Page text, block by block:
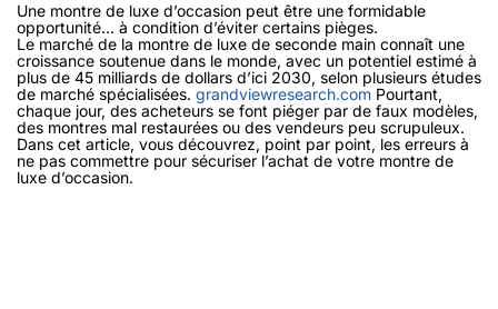
Une montre de luxe d’occasion peut être une formidable
opportunité… à condition d’éviter certains pièges.
Le marché de la montre de luxe de seconde main connaît une
croissance soutenue dans le monde, avec un potentiel estimé à
plus de 45 milliards de dollars d’ici 2030, selon plusieurs études
de marché spécialisées. grandviewresearch.com Pourtant,
chaque jour, des acheteurs se font piéger par de faux modèles,
des montres mal restaurées ou des vendeurs peu scrupuleux.
Dans cet article, vous découvrez, point par point, les erreurs à
ne pas commettre pour sécuriser l’achat de votre montre de
luxe d’occasion.